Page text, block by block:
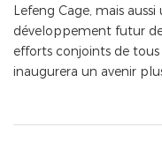
Lefeng Cage, mais
développement futur
efforts conjoints de
inaugurera un avenir